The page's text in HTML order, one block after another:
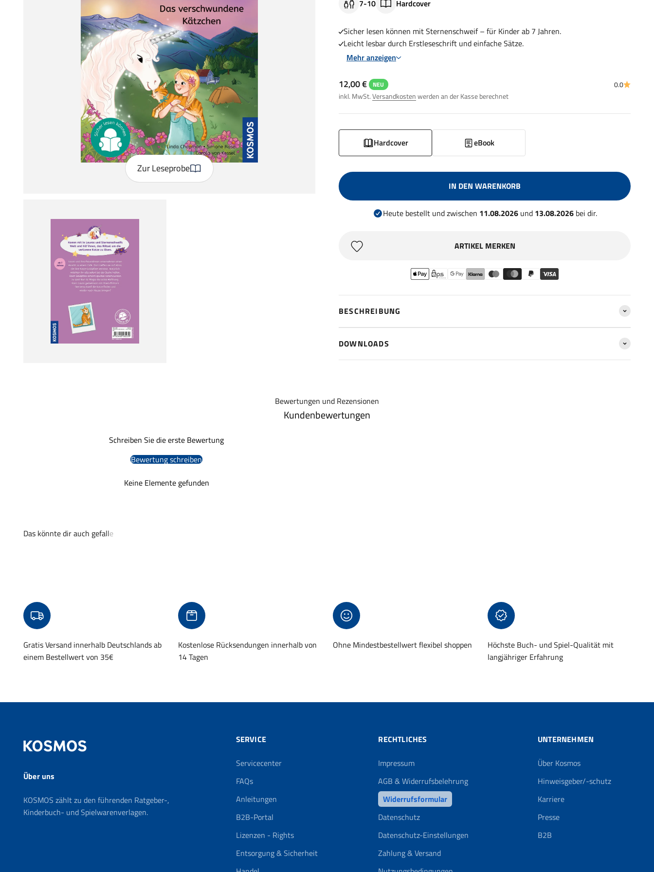
Zur Leseprobe
7-10 Hardcover
Sicher lesen können mit Sternenschweif – für Kinder ab 7 Jahren.
Leicht lesbar durch Erstleseschrift und einfache Sätze.
Mehr anzeigen
Angebot
12,00 € NEU
inkl. MwSt.Versandkostenwerden an der Kasse berechnet
0.0
Hardcover eBook
IN DEN WARENKORB
Heute bestellt und zwischen 11.08.2026und 13.08.2026 bei dir.
ARTIKEL MERKEN
BESCHREIBUNG
DOWNLOADS
Bewertungen und Rezensionen
Kundenbewertungen
Schreiben Sie die erste Bewertung
Bewertung schreiben
Keine Elemente gefunden
Gratis Versand innerhalb Deutschlands ab
einem Bestellwert von 35€
Kostenlose Rücksendungen innerhalb von
14 Tagen
Ohne Mindestbestellwert flexibel shoppen
Höchste Buch- und Spiel-Qualität mit
langjähriger Erfahrung
Über uns
KOSMOS zählt zu den führenden Ratgeber-,
Kinderbuch- und Spielwarenverlagen.
SERVICE
Servicecenter
FAQs
Anleitungen
B2B-Portal
Lizenzen - Rights
Entsorgung & Sicherheit
RECHTLICHES
Impressum
AGB & Widerrufsbelehrung
Widerrufsformular
Datenschutz
Datenschutz-Einstellungen
Zahlung & Versand
UNTERNEHMEN
Über Kosmos
Hinweisgeber/-schutz
Karriere
Presse
B2B